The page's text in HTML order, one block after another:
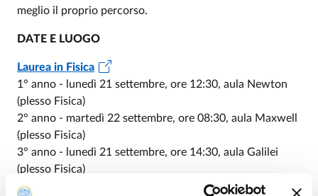
meglio il proprio percorso.
DATE E LUOGO
Laurea in Fisica
1° anno - lunedì 21 settembre, ore 12:30, aula Newton
(plesso Fisica)
2° anno - martedì 22 settembre, ore 08:30, aula Maxwell
(plesso Fisica)
3° anno - lunedì 21 settembre, ore 14:30, aula Galilei
(plesso Fisica)
Laurea Magistrale in Fisica